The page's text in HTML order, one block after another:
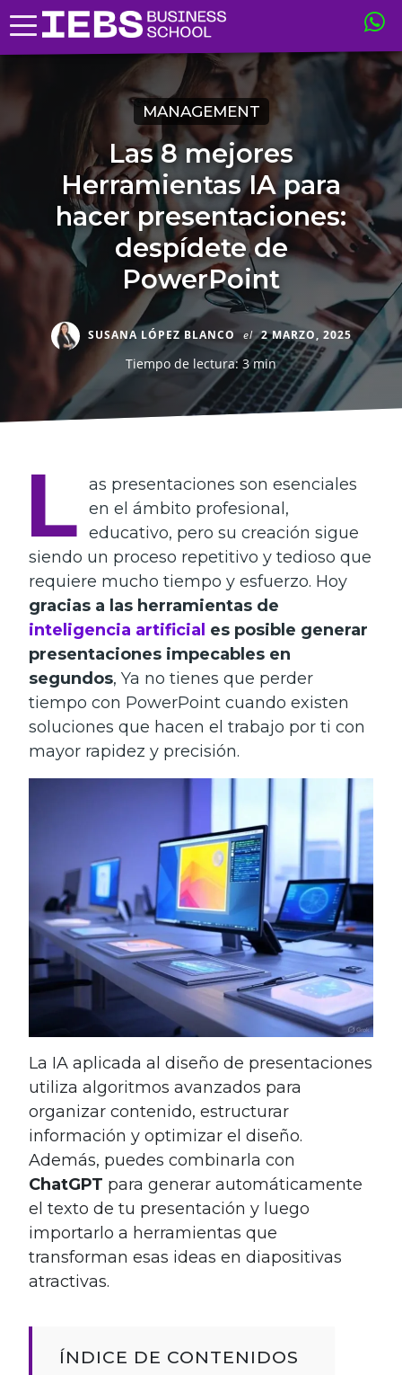
MANAGEMENT
Las 8 mejores
Herramientas IA para
hacer presentaciones:
despídete de
PowerPoint
SUSANA LÓPEZ BLANCO el 2 MARZO, 2025
Tiempo de lectura: 3 min
L as presentaciones son esenciales
en el ámbito profesional,
educativo, pero su creación sigue
siendo un proceso repetitivo y tedioso que
requiere mucho tiempo y esfuerzo. Hoy
gracias a las herramientas de
inteligencia artificial es posible generar
presentaciones impecables en
segundos, Ya no tienes que perder
tiempo con PowerPoint cuando existen
soluciones que hacen el trabajo por ti con
mayor rapidez y precisión.
La IA aplicada al diseño de presentaciones
utiliza algoritmos avanzados para
organizar contenido, estructurar
información y optimizar el diseño.
Además, puedes combinarla con
ChatGPT para generar automáticamente
el texto de tu presentación y luego
importarlo a herramientas que
transforman esas ideas en diapositivas
atractivas.
ÍNDICE DE CONTENIDOS